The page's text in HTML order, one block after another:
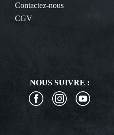
Contactez-nous
CGV
NOUS SUIVRE :